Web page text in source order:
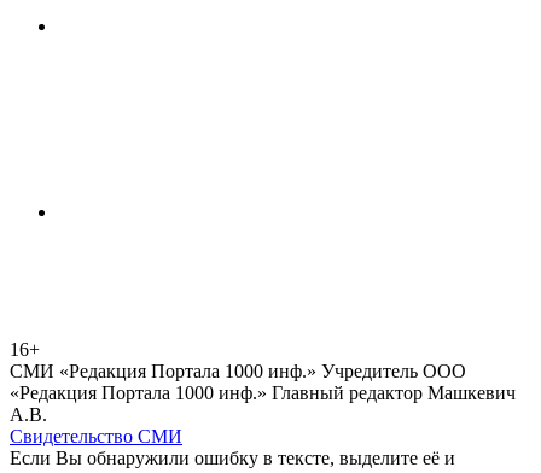
16+
СМИ «Редакция Портала 1000 инф.» Учредитель ООО
«Редакция Портала 1000 инф.» Главный редактор Машкевич
А.В.
Свидетельство СМИ
Если Вы обнаружили ошибку в тексте, выделите её и